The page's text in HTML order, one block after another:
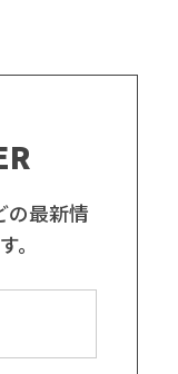
の最新情
。